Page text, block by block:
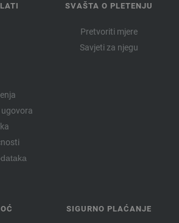
SVAŠTA O PLETENJU
Pretvoriti mjere
Savjeti za njegu
SIGURNO PLAĆANJE